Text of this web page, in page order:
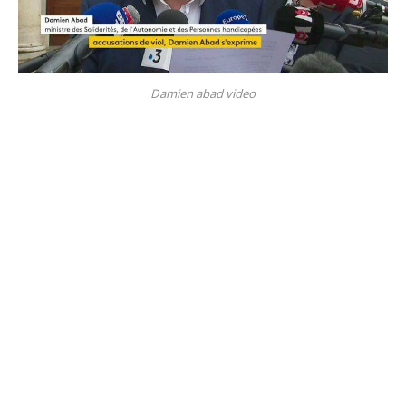
Damien abad video